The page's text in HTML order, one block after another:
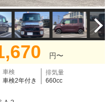
円〜
車検
車検2年付き
排気量
660cc